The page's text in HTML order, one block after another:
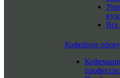
Все
Кофейное